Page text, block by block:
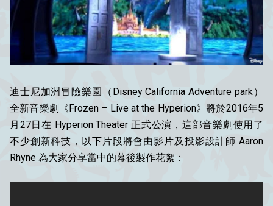
迪士尼加洲冒險樂園 （Disney California Adventure park）
全新音樂劇《Frozen – Live at the Hyperion》將於2016年5
月27日在 Hyperion Theater 正式公演，這部音樂劇使用了
不少創新科技，以下片段將會由影片及投影設計師 Aaron
Rhyne 為大家分享當中的幕後製作花絮：